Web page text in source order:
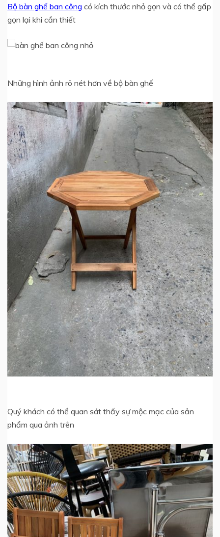
Bộ bàn ghế ban công có kích thước nhỏ gọn và có thể gấp
gọn lại khi cần thiết
Những hình ảnh rõ nét hơn về bộ bàn ghế
Quý khách có thể quan sát thấy sự mộc mạc của sản
phẩm qua ảnh trên